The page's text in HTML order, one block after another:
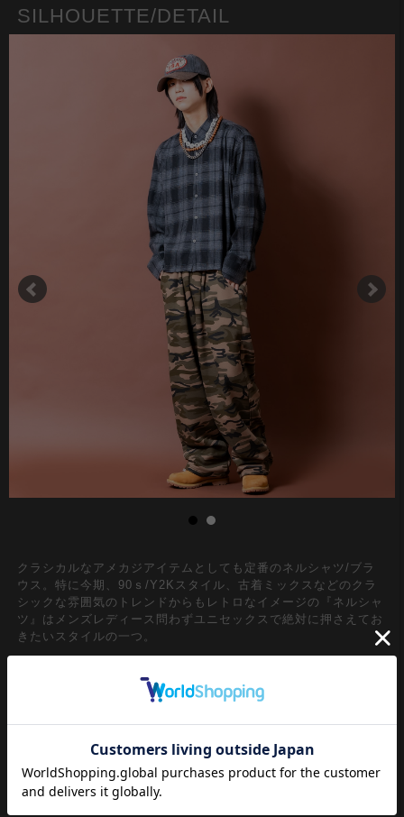
SILHOUETTE/DETAIL
クラシカルなアメカジアイテムとしても定番のネルシャツ/ブラ
ウス。特に今期、90ｓ/Y2Kスタイル、古着ミックスなどのクラ
シックな雰囲気のトレンドからもレトロなイメージの『ネルシャ
ツ』はメンズレディース問わずユニセックスで絶対に押さえてお
きたいスタイルの一つ。
を与えた定番のコットンネル生地仕様をベースに、90ｓリバイバ
ル、Y2Kスタイルの流れや古着ミックススタイルなどトレンドの
ムードから大注目の短丈シルエットがグッドムード。短丈ながら
あるクロップド丈スタイルを表現したエレガントな一枚。90
ｓ/Y2Kスタイル、古着ミックス、アメカジやワークスタイルな
どのクラシックムードなスタイルはもちろん、韓国ストリートフ